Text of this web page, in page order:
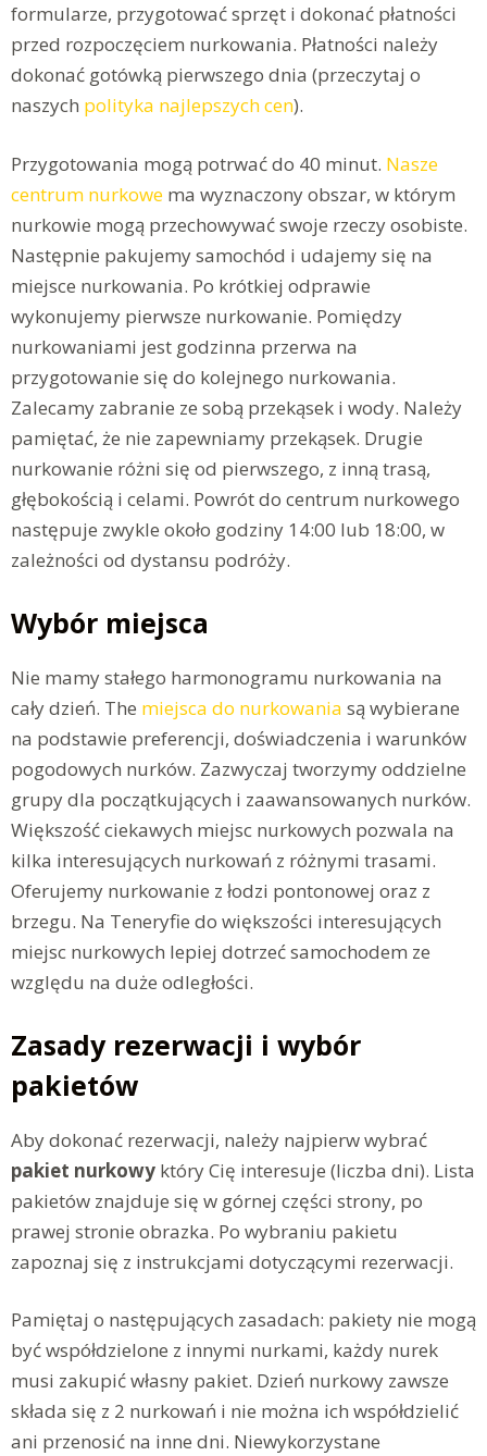
formularze, przygotować sprzęt i dokonać płatności
przed rozpoczęciem nurkowania. Płatności należy
dokonać gotówką pierwszego dnia (przeczytaj o
naszych polityka najlepszych cen).
Przygotowania mogą potrwać do 40 minut. Nasze
centrum nurkowe ma wyznaczony obszar, w którym
nurkowie mogą przechowywać swoje rzeczy osobiste.
Następnie pakujemy samochód i udajemy się na
miejsce nurkowania. Po krótkiej odprawie
wykonujemy pierwsze nurkowanie. Pomiędzy
nurkowaniami jest godzinna przerwa na
przygotowanie się do kolejnego nurkowania.
Zalecamy zabranie ze sobą przekąsek i wody. Należy
pamiętać, że nie zapewniamy przekąsek. Drugie
nurkowanie różni się od pierwszego, z inną trasą,
głębokością i celami. Powrót do centrum nurkowego
następuje zwykle około godziny 14:00 lub 18:00, w
zależności od dystansu podróży.
Wybór miejsca
Nie mamy stałego harmonogramu nurkowania na
cały dzień. The miejsca do nurkowania są wybierane
na podstawie preferencji, doświadczenia i warunków
pogodowych nurków. Zazwyczaj tworzymy oddzielne
grupy dla początkujących i zaawansowanych nurków.
Większość ciekawych miejsc nurkowych pozwala na
kilka interesujących nurkowań z różnymi trasami.
Oferujemy nurkowanie z łodzi pontonowej oraz z
brzegu. Na Teneryfie do większości interesujących
miejsc nurkowych lepiej dotrzeć samochodem ze
względu na duże odległości.
Zasady rezerwacji i wybór
pakietów
Aby dokonać rezerwacji, należy najpierw wybrać
pakiet nurkowy który Cię interesuje (liczba dni). Lista
pakietów znajduje się w górnej części strony, po
prawej stronie obrazka. Po wybraniu pakietu
zapoznaj się z instrukcjami dotyczącymi rezerwacji.
Pamiętaj o następujących zasadach: pakiety nie mogą
być współdzielone z innymi nurkami, każdy nurek
musi zakupić własny pakiet. Dzień nurkowy zawsze
składa się z 2 nurkowań i nie można ich współdzielić
ani przenosić na inne dni. Niewykorzystane